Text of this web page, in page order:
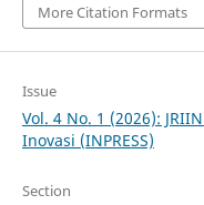
More Citation Formats
Issue
Vol. 4 No. 1 (2026):
Inovasi (INPRESS)
Section